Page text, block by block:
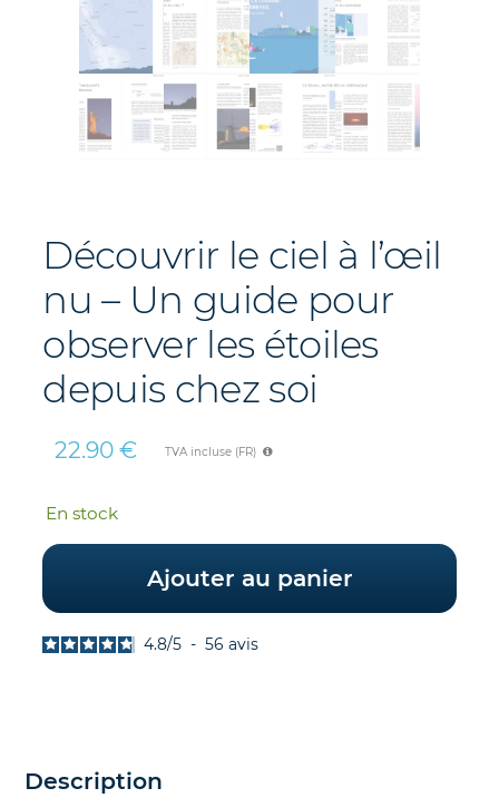
Découvrir le ciel à l’œil
nu – Un guide pour
observer les étoiles
depuis chez soi
22.90 € TVA incluse (FR)
En stock
Ajouter au panier
4.8/5 - 56avis
Description